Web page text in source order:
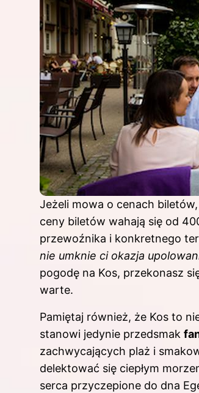
Jeżeli mowa o cenach
ceny biletów wahają się od
przewoźnika i konkretnego
nie umknie ci okazja
pogodę na Kos, przekonasz
warte.
Pamiętaj również, że Kos to
stanowi jedynie przedsmak
zachwycających plaż i
delektować się ciepłym
serca przyczepione do dna